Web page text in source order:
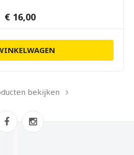
€ 16,00
bekijken